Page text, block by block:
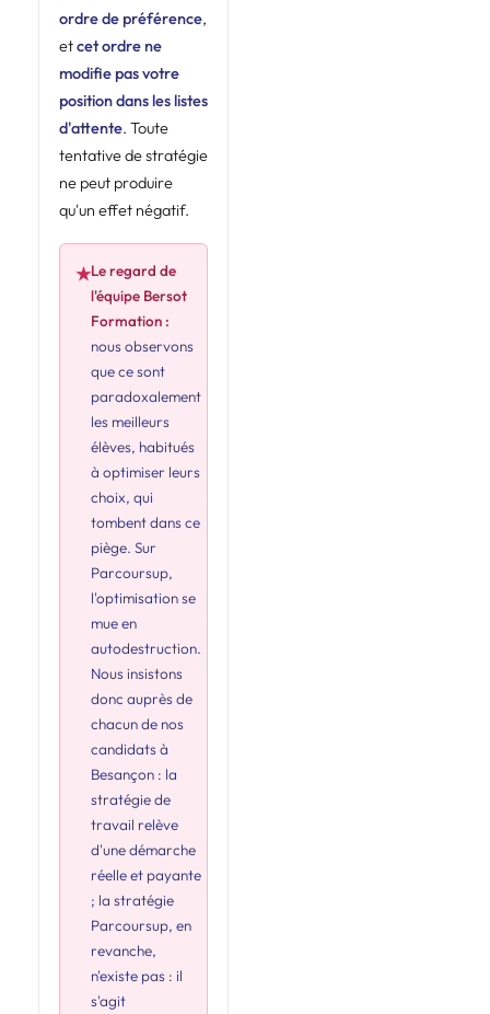
ordre de préférence,
etcet ordre ne
modifie pas votre
position dans les listes
d'attente. Toute
tentative de stratégie
ne peut produire
qu'un effet négatif.
★Le regard de
l'équipe Bersot
Formation :
nous observons
que ce sont
paradoxalement
les meilleurs
élèves, habitués
à optimiser leurs
choix, qui
tombent dans ce
piège. Sur
Parcoursup,
l'optimisation se
mue en
autodestruction.
Nous insistons
donc auprès de
chacun de nos
candidats à
Besançon : la
stratégie de
travail relève
d'une démarche
réelle et payante
; la stratégie
Parcoursup, en
revanche,
n'existe pas : il
s'agit